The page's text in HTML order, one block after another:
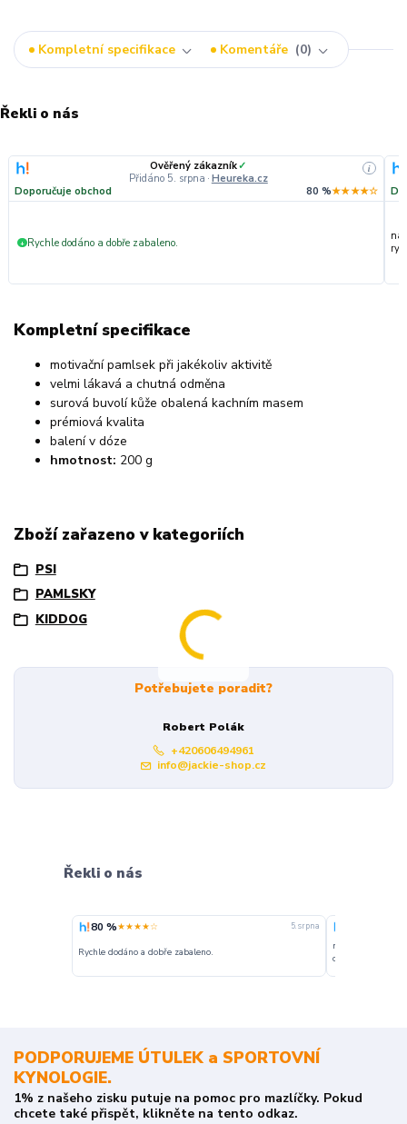
Kompletní specifikace Komentáře 0
Řekli o nás
Ověřený zákazník✓
Přidáno 5. srpna · Heureka.cz
i
Doporučuje obchod 80 %★★★★☆
+ Rychle dodáno a dobře zabaleno.
Kompletní specifikace
motivační pamlsek při jakékoliv aktivitě
velmi lákavá a chutná odměna
surová buvolí kůže obalená kachním masem
prémiová kvalita
balení v dóze
hmotnost: 200 g
Zboží zařazeno v kategoriích
PSI
PAMLSKY
KIDDOG
Potřebujete poradit?
Robert Polák
+420606494961
info@jackie-shop.cz
Řekli o nás
80 %★★★★☆ 5. srpna
Rychle dodáno a dobře zabaleno.
nakupuji
o stavu
PODPORUJEME ÚTULEK a SPORTOVNÍ
KYNOLOGIE.
1% z našeho zisku putuje na pomoc pro mazlíčky. Pokud
chcete také přispět, klikněte na tento odkaz.